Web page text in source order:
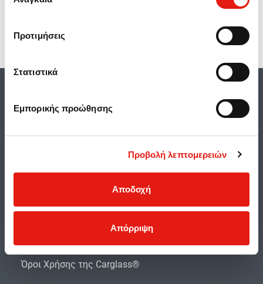
Προτιμήσεις
Στατιστικά
Εμπορικής προώθησης
Προβολή λεπτομερειών
Αποδοχή
Απόρριψη
Ευρωπαϊκά Προγράμματα στο χώρο των τροφίμων, ενώ στο χώρο του
Διατάξεις προστασίας δεδομένων
Ασφάλεια Προσωπικών Δεδομένων
Αξιολογήσεις και κριτικές χρηστών
Όροι Χρήσης της Carglass®